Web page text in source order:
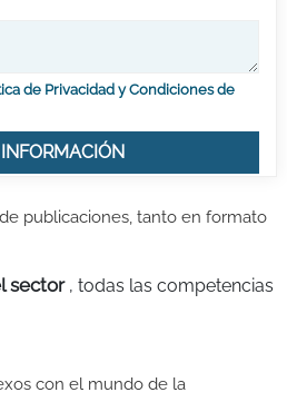
de Privacidad y Condiciones de
INFORMACIÓN
publicaciones, tanto en formato
sector, todas las competencias
con el mundo de la